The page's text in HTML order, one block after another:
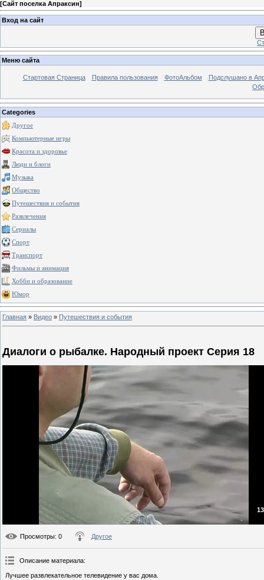
[Сайт поселка Апраксин]
Вход на сайт
Меню сайта
Стартовая Страница Правила пользования ФотоАльбом
Подслушано в
Categories
Другое
Компьютерные игры
Красота и здоровье
Люди и блоги
Музыка
Общество
Путешествия и события
Развлечения
Сериалы
Спорт
Транспорт
Фильмы и анимация
Хобби и образование
Юмор
Главная » Видео » Путешествия и события
Диалоги о рыбалке. Народный проект Серия 18
Просмотры: 0 Другое
Описание материала:
Лучшее развлекательное телевидение у вас дома.